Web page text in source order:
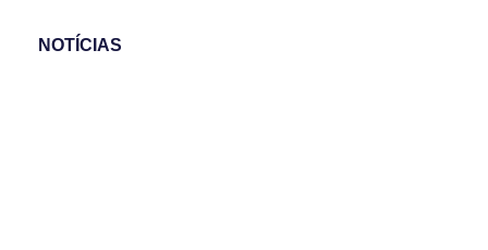
NOTÍCIAS